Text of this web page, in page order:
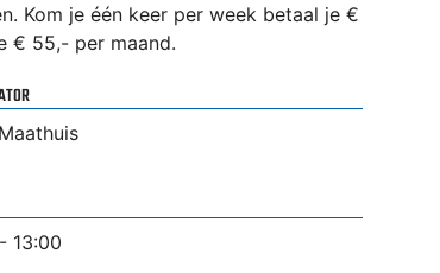
Kom je één keer per week betaal je €
€ 55,- per maand.
13:00